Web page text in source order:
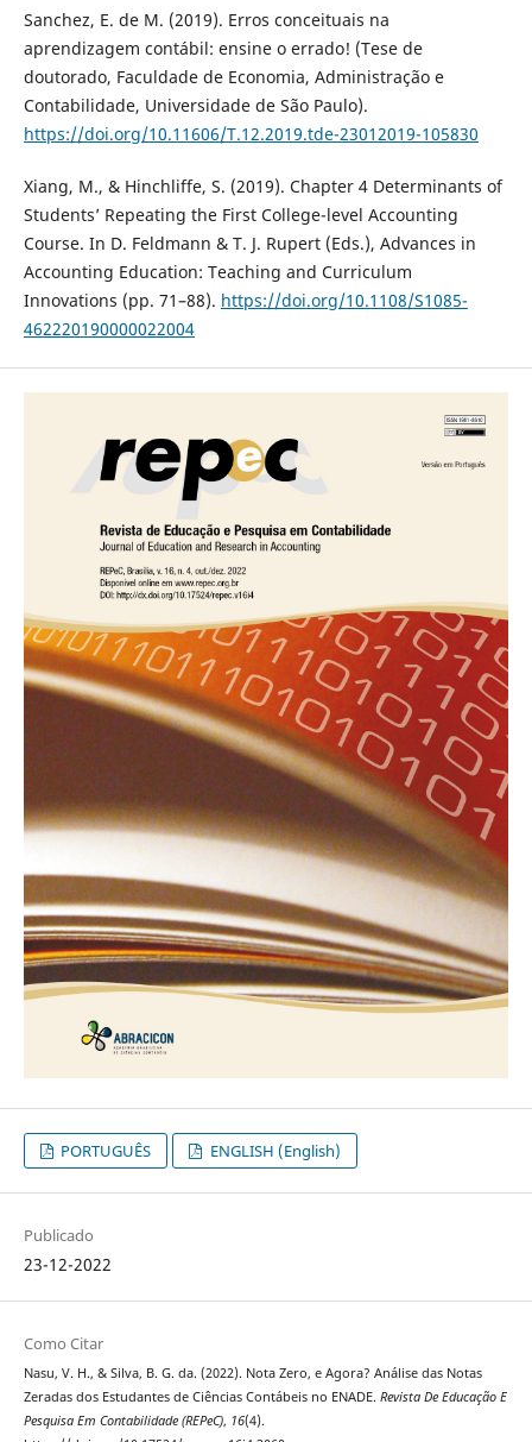
Sanchez, E. de M. (2019). Erros conceituais na
aprendizagem contábil: ensine o errado! (Tese de
doutorado, Faculdade de Economia, Administração e
Contabilidade, Universidade de São Paulo).
https://doi.org/10.11606/T.12.2019.tde-23012019-105830
Xiang, M., & Hinchliffe, S. (2019). Chapter 4 Determinants of
Students’ Repeating the First College-level Accounting
Course. In D. Feldmann & T. J. Rupert (Eds.), Advances in
Accounting Education: Teaching and Curriculum
Innovations (pp. 71–88). https://doi.org/10.1108/S1085-
462220190000022004
PORTUGUÊS ENGLISH (English)
Publicado
23-12-2022
Como Citar
Nasu, V. H., & Silva, B. G. da. (2022). Nota Zero, e Agora? Análise das Notas
Zeradas dos Estudantes de Ciências Contábeis no ENADE. Revista De Educação E
Pesquisa Em Contabilidade (REPeC), 16(4).